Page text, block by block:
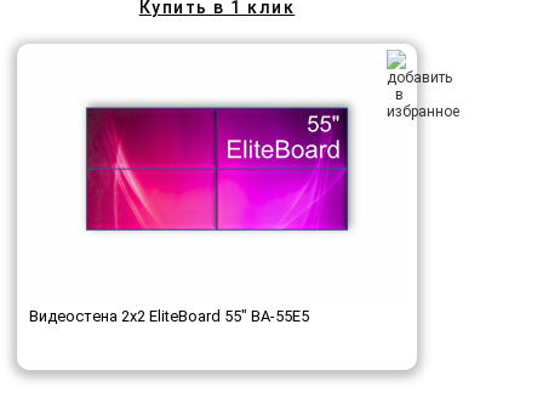
Купить в 1 клик
Видеостена 2x2 EliteBoard 55" BA-55E5